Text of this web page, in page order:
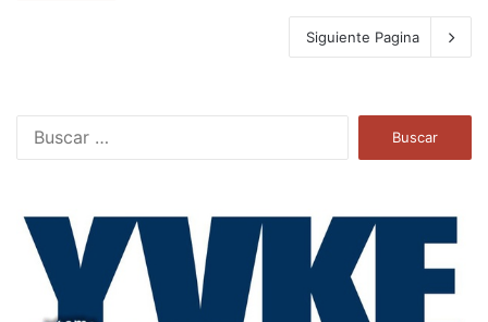
Siguiente Pagina
a